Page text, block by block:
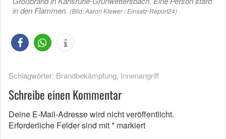
in den Flammen. (Bild: Aaron Klewer / Einsatz-Report24)
Schlagwörter: Brandbekämpfung, Innenangriff
Schreibe einen Kommentar
Deine E-Mail-Adresse wird nicht veröffentlicht.
Erforderliche Felder sind mit* markiert